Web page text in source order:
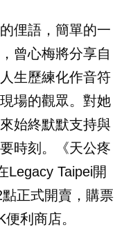
俚語，簡單的一
曾心梅將分享自
生歷練化作音符
場的觀眾。對她
始終默默支持與
時刻。《天公疼
Legacy Taipei開
正式開賣，購票
利商店。